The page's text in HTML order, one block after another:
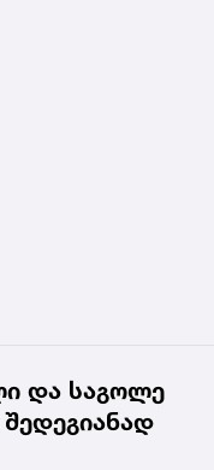
და საგოლე